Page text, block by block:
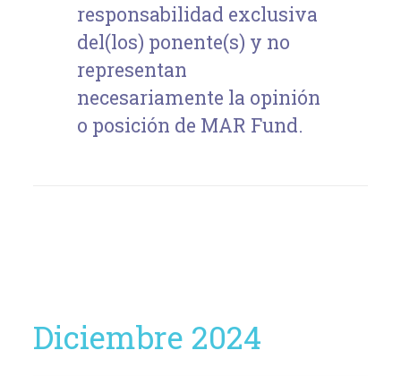
responsabilidad exclusiva
del(los) ponente(s) y no
representan
necesariamente la opinión
o posición de MAR Fund.
Diciembre 2024